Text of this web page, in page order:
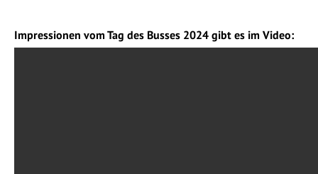
Impressionen vom Tag des Busses 2024 gibt es im Video: